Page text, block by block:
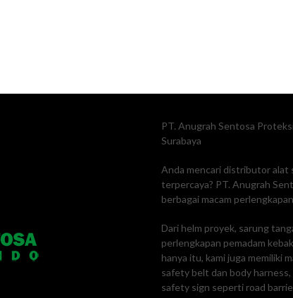
PT. Anugrah Sentosa
Surabaya
Anda mencari distributor alat
terpercaya? PT. Anugrah
berbagai macam
Dari helm proyek, sarung
perlengkapan pemadam
hanya itu, kami juga memiliki
safety belt dan body
safety sign seperti road